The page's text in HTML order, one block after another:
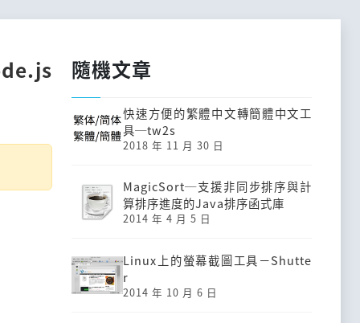
隨機文章
快速方便的繁體中文轉簡體中文工
具─tw2s
2018 年 11 月 30 日
MagicSort─支援非同步排序與計
算排序進度的Java排序函式庫
2014 年 4 月 5 日
Linux上的螢幕截圖工具－Shutte
r
2014 年 10 月 6 日